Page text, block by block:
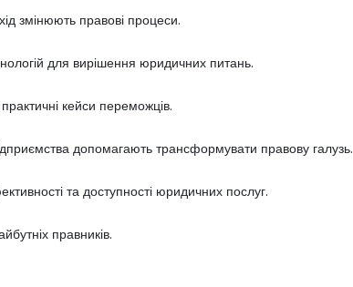
змінюють правові процеси.
для вирішення юридичних питань.
кейси переможців.
допомагають трансформувати правову галузь.
та доступності юридичних послуг.
правників.